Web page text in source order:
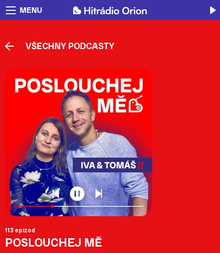
MENU
VŠECHNY PODCASTY
113 epizod
POSLOUCHEJ MĚ